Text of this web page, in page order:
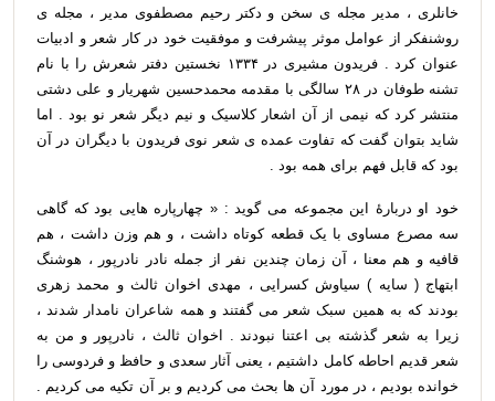
خانلری ، مدیر مجله ی سخن و دکتر رحیم مصطفوی مدیر ، مجله ی
روشنفکر از عوامل موثر پیشرفت و موفقیت خود در کار شعر و ادبیات
عنوان کرد . فریدون مشیری در ۱۳۳۴ نخستین دفتر شعرش را با نام
تشنه طوفان در ۲۸ سالگی با مقدمه محمدحسین شهریار و علی دشتی
منتشر کرد که نیمی از آن اشعار کلاسیک و نیم دیگر شعر نو بود . اما
شاید بتوان گفت که تفاوت عمده ی شعر نوی فریدون با دیگران در آن
بود که قابل فهم برای همه بود .
خود او دربارهٔ این مجموعه می گوید : « چهارپاره هایی بود که گاهی
سه مصرع مساوی با یک قطعه کوتاه داشت ، و هم وزن داشت ، هم
قافیه و هم معنا ، آن زمان چندین نفر از جمله نادر نادرپور ، هوشنگ
ابتهاج ( سایه ) سیاوش کسرایی ، مهدی اخوان ثالث و محمد زهری
بودند که به همین سبک شعر می گفتند و همه شاعران نامدار شدند ،
زیرا به شعر گذشته بی اعتنا نبودند . اخوان ثالث ، نادرپور و من به
شعر قدیم احاطه کامل داشتیم ، یعنی آثار سعدی و حافظ و فردوسی را
خوانده بودیم ، در مورد آن ها بحث می کردیم و بر آن تکیه می کردیم .